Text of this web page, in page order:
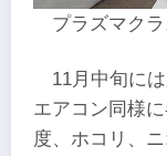
プラズマク
11月中旬に
エアコン同様
度、ホコリ、